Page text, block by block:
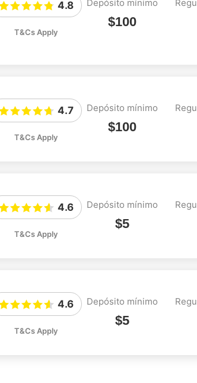
4.8
T&Cs Apply
Depósito mínimo
$100
4.7
T&Cs Apply
Depósito mínimo
$100
4.6
T&Cs Apply
Depósito mínimo
$5
4.6
T&Cs Apply
Depósito mínimo
$5